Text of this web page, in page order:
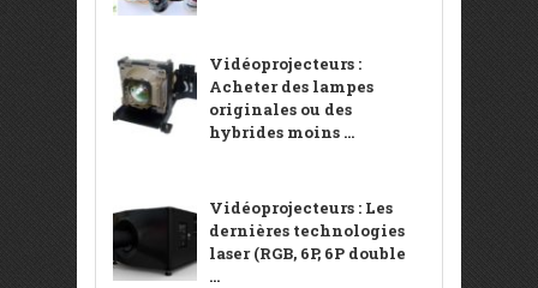
Vidéoprojecteurs :
Acheter des lampes
originales ou des
hybrides moins ...
Vidéoprojecteurs : Les
dernières technologies
laser (RGB, 6P, 6P double
...